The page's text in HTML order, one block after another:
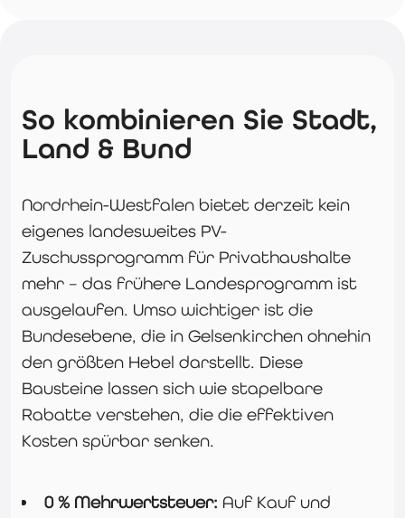
So kombinieren Sie Stadt,
Land & Bund
Nordrhein-Westfalen bietet derzeit kein
eigenes landesweites PV-
Zuschussprogramm für Privathaushalte
mehr – das frühere Landesprogramm ist
ausgelaufen. Umso wichtiger ist die
Bundesebene, die in Gelsenkirchen ohnehin
den größten Hebel darstellt. Diese
Bausteine lassen sich wie stapelbare
Rabatte verstehen, die die effektiven
Kosten spürbar senken.
0 % Mehrwertsteuer: Auf Kauf und